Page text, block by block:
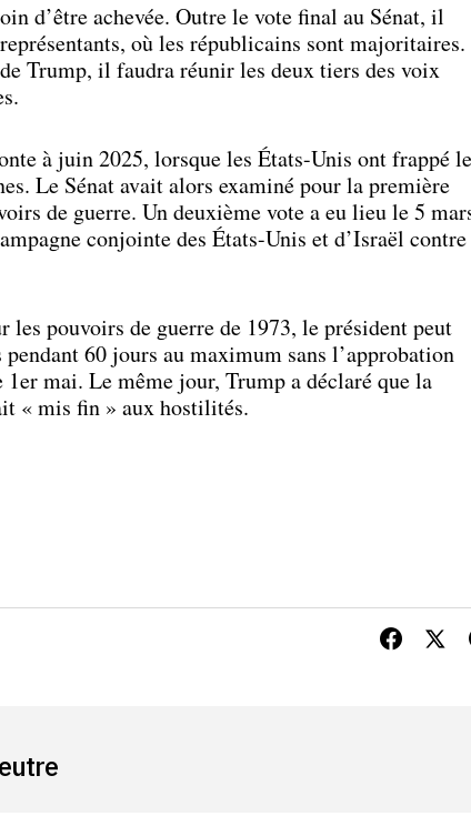
d’être achevée. Outre le vote final au Sénat, il
où les républicains sont majoritaires.
Trump, il faudra réunir les deux tiers des voix
à juin 2025, lorsque les États-Unis ont frappé
Le Sénat avait alors examiné pour la première
de guerre. Un deuxième vote a eu lieu le 5
conjointe des États-Unis et d’Israël contre
pouvoirs de guerre de 1973, le président peut
60 jours au maximum sans l’approbation
mai. Le même jour, Trump a déclaré que la
« mis fin » aux hostilités.